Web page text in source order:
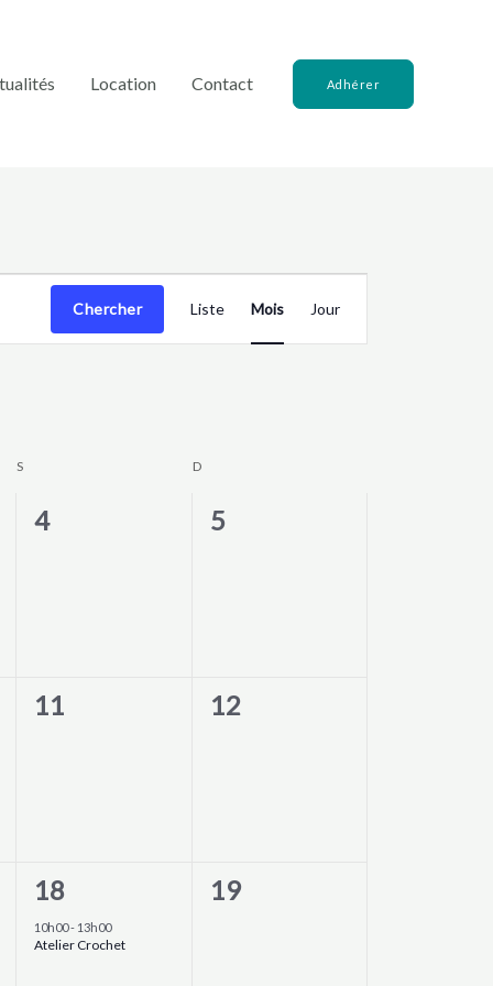
Location Contact Adhérer
Chercher
Navigation
de
Liste Mois Jour
S D
0
4
0
5
0
11
0
12
1
évènement,
18
10h00- 13h00
Atelier Crochet
0
19